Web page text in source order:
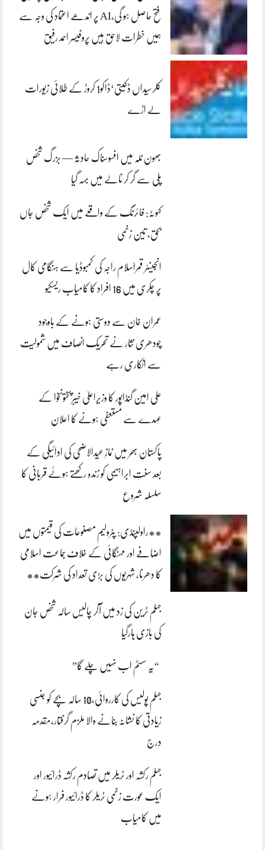
فتح حاصل ہو گی،AI پر اندھے اعتماد کی وجہ سے
ہمیں خطرات لاحق ہیں پروفیسر احمد رفیق
کلرسیداں ڈکیتی‘ڈاکو1 کروڑ کے طلائی زیورات
لے اڑے
بھون نلہ میں افسوسناک حادثہ — بزرگ شخص
پلی سے گر کر نالے میں بہہ گیا
کہوٹہ: فائرنگ کے واقعے میں ایک شخص جاں
بحق، تین زخمی
انجینئر قمراسلام راجہ کی کمبوڈیا سے ہنگامی کال
پر چکری میں 16 افراد کا کامیاب ریسکیو
عمران خان سے دوستی ہونے کے باوجود
چودھری نثار نے تحریک انصاف میں شمولیت
سے انکاری رہے
علی امین گنڈاپور کا وزیراعلیٰ خیبرپختونخوا کے
عہدے سے مستعفی ہونے کا اعلان
پاکستان بھر میں نمازِ عیدالاضحی کی ادائیگی کے
بعد سنتِ ابراہیمی کو زندہ رکھتے ہوئے قربانی کا
سلسلہ شروع
**راولپنڈی: پٹرولیم مصنوعات کی قیمتوں میں
اضافے اور مہنگائی کے خلاف جماعت اسلامی
کا دھرنا، شہریوں کی بڑی تعداد کی شرکت**
جہلم ٹرین کی زد میں آکر چالیس سالہ شخص جان
کی بازی ہارگیا
“یہ سسٹم اب نہیں چلے گا”
جہلم پولیس کی کارروائی،10 سالہ بچے کو جنسی
زیادتی کا نشانہ بنانے والا ملزم گرفتار،مقدمہ
درج
جہلم رکشہ اور ٹریلر میں تصادم رکشہ ڈرائیور اور
ایک عورت زخمی ٹریلر کا ڈرائیور فرار ہونے
میں کامیاب